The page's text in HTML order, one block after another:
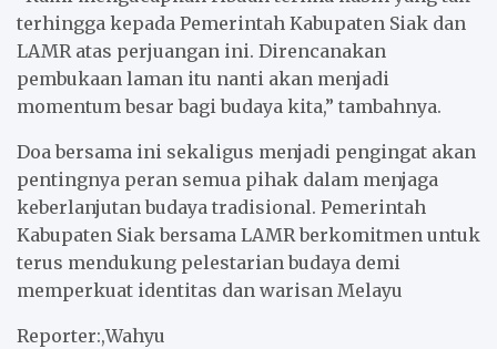
terhingga kepada Pemerintah Kabupaten Siak dan
LAMR atas perjuangan ini. Direncanakan
pembukaan laman itu nanti akan menjadi
momentum besar bagi budaya kita,” tambahnya.
Doa bersama ini sekaligus menjadi pengingat akan
pentingnya peran semua pihak dalam menjaga
keberlanjutan budaya tradisional. Pemerintah
Kabupaten Siak bersama LAMR berkomitmen untuk
terus mendukung pelestarian budaya demi
memperkuat identitas dan warisan Melayu
Reporter:,Wahyu